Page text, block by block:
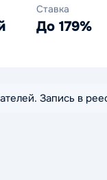
Ставка
До 179%
Запись в